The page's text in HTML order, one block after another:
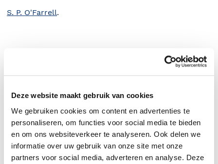
Deze website maakt gebruik van cookies
We gebruiken cookies om content en advertenties te
personaliseren, om functies voor social media te bieden
en om ons websiteverkeer te analyseren. Ook delen we
informatie over uw gebruik van onze site met onze
partners voor social media, adverteren en analyse. Deze
S. P. O'Farrell.
0 |0